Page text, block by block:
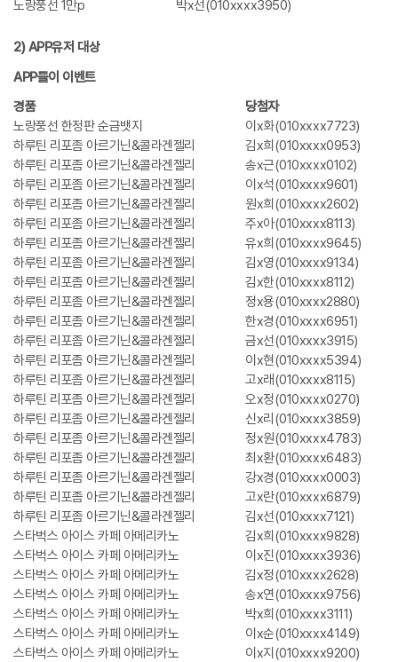
노랑풍선 1만p 박x선(010xxxx3950)
2) APP유저 대상
APP들이 이벤트
경품
당첨자
노랑풍선 한정판 순금뱃지
이x화(010xxxx7723)
하루틴 리포좀 아르기닌&콜라겐젤리
김x희(010xxxx0953)
하루틴 리포좀 아르기닌&콜라겐젤리
송x근(010xxxx0102)
하루틴 리포좀 아르기닌&콜라겐젤리
이x석(010xxxx9601)
하루틴 리포좀 아르기닌&콜라겐젤리
원x희(010xxxx2602)
하루틴 리포좀 아르기닌&콜라겐젤리
주x아(010xxxx8113)
하루틴 리포좀 아르기닌&콜라겐젤리
유x희(010xxxx9645)
하루틴 리포좀 아르기닌&콜라겐젤리
김x영(010xxxx9134)
하루틴 리포좀 아르기닌&콜라겐젤리
김x한(010xxxx8112)
하루틴 리포좀 아르기닌&콜라겐젤리
정x용(010xxxx2880)
하루틴 리포좀 아르기닌&콜라겐젤리
한x경(010xxxx6951)
하루틴 리포좀 아르기닌&콜라겐젤리
금x선(010xxxx3915)
하루틴 리포좀 아르기닌&콜라겐젤리
이x현(010xxxx5394)
하루틴 리포좀 아르기닌&콜라겐젤리
고x래(010xxxx8115)
하루틴 리포좀 아르기닌&콜라겐젤리
오x정(010xxxx0270)
하루틴 리포좀 아르기닌&콜라겐젤리
신x리(010xxxx3859)
하루틴 리포좀 아르기닌&콜라겐젤리
정x원(010xxxx4783)
하루틴 리포좀 아르기닌&콜라겐젤리
최x환(010xxxx6483)
하루틴 리포좀 아르기닌&콜라겐젤리
강x경(010xxxx0003)
하루틴 리포좀 아르기닌&콜라겐젤리
고x란(010xxxx6879)
하루틴 리포좀 아르기닌&콜라겐젤리
김x선(010xxxx7121)
스타벅스 아이스 카페 아메리카노
김x희(010xxxx9828)
스타벅스 아이스 카페 아메리카노
이x진(010xxxx3936)
스타벅스 아이스 카페 아메리카노
김x정(010xxxx2628)
스타벅스 아이스 카페 아메리카노
송x연(010xxxx9756)
스타벅스 아이스 카페 아메리카노
박x희(010xxxx3111)
스타벅스 아이스 카페 아메리카노
이x순(010xxxx4149)
스타벅스 아이스 카페 아메리카노
이x지(010xxxx9200)